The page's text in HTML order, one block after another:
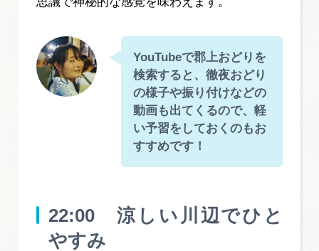
YouTubeで郡上おどりを
検索すると、徹夜おどり
の様子や振り付けなどの
動画も出てくるので、軽
い予習をしておくのもお
すすめです！
22:00 涼しい川辺でひと
やすみ